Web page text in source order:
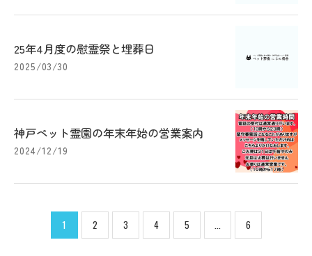
25年4月度の慰霊祭と埋葬日
2025/03/30
神戸ペット霊園の年末年始の営業案内
2024/12/19
1 2 3 4 5 ... 6